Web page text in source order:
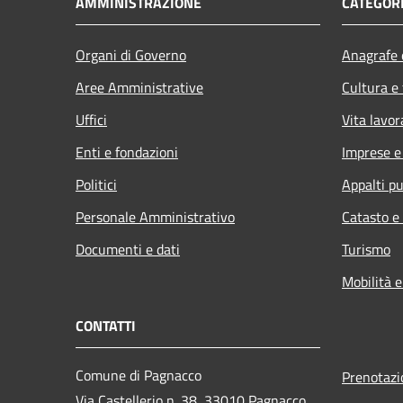
Organi di Governo
Aree Amministrative
Uffici
Enti e fondazioni
Politici
Personale Amministrativo
Documenti e dati
Cultura
Vita
Imprese
Appalti
Catasto
Turismo
Mobilità
CONTATTI
Comune di Pagnacco